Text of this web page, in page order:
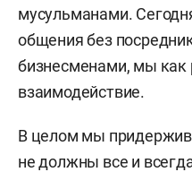
мусульманами.
общения без
бизнесменами, мы как
взаимодействие.
В целом мы
не должны все и